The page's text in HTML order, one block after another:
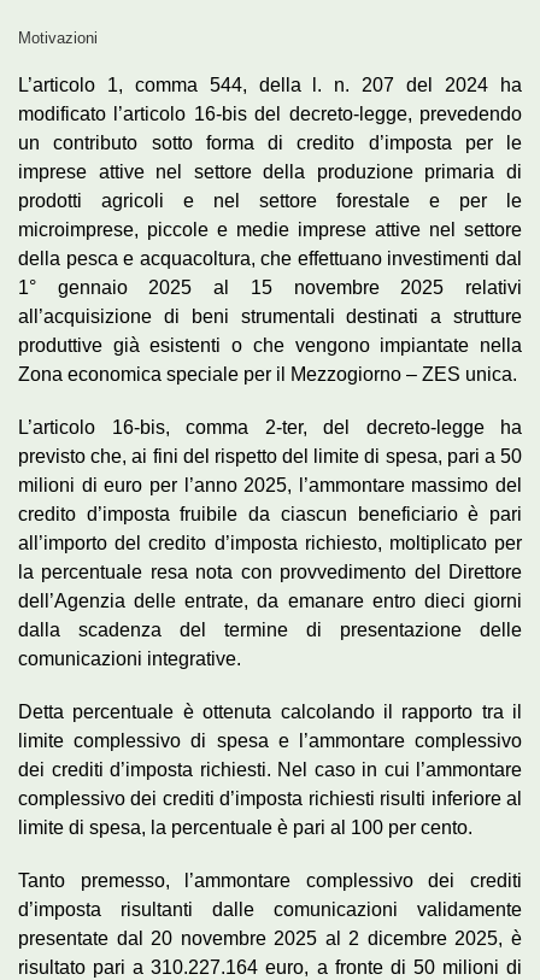
Motivazioni
L’articolo 1, comma 544, della l. n. 207 del 2024 ha
modificato l’articolo 16-bis del decreto-legge, prevedendo
un contributo sotto forma di credito d’imposta per le
imprese attive nel settore della produzione primaria di
prodotti agricoli e nel settore forestale e per le
microimprese, piccole e medie imprese attive nel settore
della pesca e acquacoltura, che effettuano investimenti dal
1° gennaio 2025 al 15 novembre 2025 relativi
all’acquisizione di beni strumentali destinati a strutture
produttive già esistenti o che vengono impiantate nella
Zona economica speciale per il Mezzogiorno – ZES unica.
L’articolo 16-bis, comma 2-ter, del decreto-legge ha
previsto che, ai fini del rispetto del limite di spesa, pari a 50
milioni di euro per l’anno 2025, l’ammontare massimo del
credito d’imposta fruibile da ciascun beneficiario è pari
all’importo del credito d’imposta richiesto, moltiplicato per
la percentuale resa nota con provvedimento del Direttore
dell’Agenzia delle entrate, da emanare entro dieci giorni
dalla scadenza del termine di presentazione delle
comunicazioni integrative.
Detta percentuale è ottenuta calcolando il rapporto tra il
limite complessivo di spesa e l’ammontare complessivo
dei crediti d’imposta richiesti. Nel caso in cui l’ammontare
complessivo dei crediti d’imposta richiesti risulti inferiore al
limite di spesa, la percentuale è pari al 100 per cento.
Tanto premesso, l’ammontare complessivo dei crediti
d’imposta risultanti dalle comunicazioni validamente
presentate dal 20 novembre 2025 al 2 dicembre 2025, è
risultato pari a 310.227.164 euro, a fronte di 50 milioni di